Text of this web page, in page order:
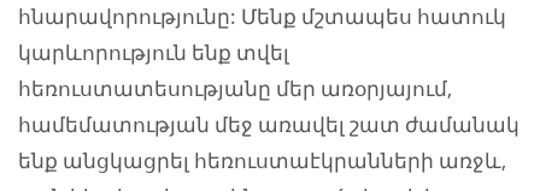
հնարավորությունը: Մենք մշտապես հատուկ
կարևորություն ենք տվել
հեռուստատեսությանը մեր առօրյայում,
համեմատության մեջ առավել շատ ժամանակ
ենք անցկացրել հեռուստաէկրանների առջև,